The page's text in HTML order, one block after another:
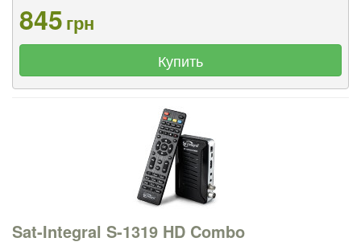
845грн
Купить
Sat-Integral S-1319 HD Combo